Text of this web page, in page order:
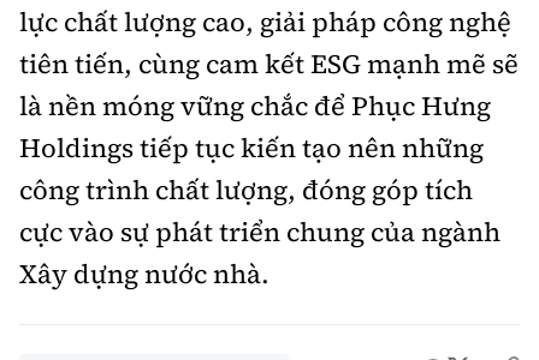
lực chất lượng cao, giải pháp công nghệ
tiên tiến, cùng cam kết ESG mạnh mẽ sẽ
là nền móng vững chắc để Phục Hưng
Holdings tiếp tục kiến tạo nên những
công trình chất lượng, đóng góp tích
cực vào sự phát triển chung của ngành
Xây dựng nước nhà.